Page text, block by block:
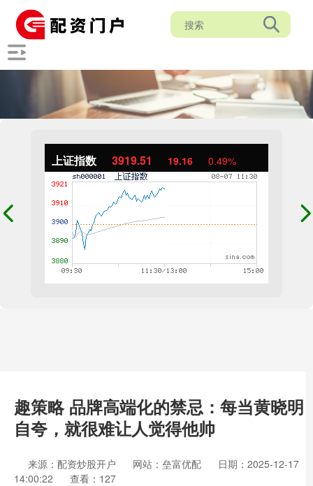
上证指数 3919.51 19.16 0.49%
趣策略 品牌高端化的禁忌：每当黄晓明
自夸，就很难让人觉得他帅
来源：配资炒股开户 网站：垒富优配
日期：2025-12-17
14:00:22
查看：127